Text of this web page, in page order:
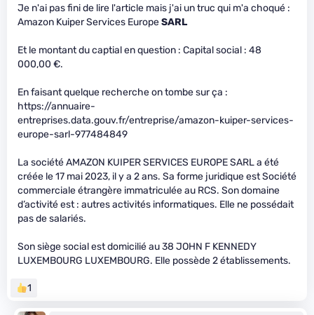
Je n'ai pas fini de lire l'article mais j'ai un truc qui m'a choqué :
Amazon Kuiper Services EuropeSARL
Et le montant du captial en question : Capital social : 48
000,00 €.
En faisant quelque recherche on tombe sur ça :
https://annuaire-
entreprises.data.gouv.fr/entreprise/amazon-kuiper-services-
europe-sarl-977484849
La société AMAZON KUIPER SERVICES EUROPE SARL a été
créée le 17 mai 2023, il y a 2 ans. Sa forme juridique est Société
commerciale étrangère immatriculée au RCS. Son domaine
d’activité est : autres activités informatiques. Elle ne possédait
pas de salariés.
Son siège social est domicilié au 38 JOHN F KENNEDY
LUXEMBOURG LUXEMBOURG. Elle possède 2 établissements.
1